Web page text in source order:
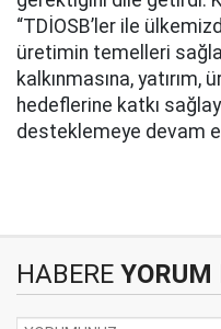
“TDİOSB’ler ile
üretimin temelleri
kalkınmasına,
hedeflerine katkı
desteklemeye devam
HABERE YORUM